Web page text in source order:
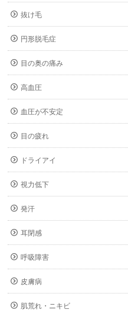
抜け毛
円形脱毛症
目の奥の痛み
高血圧
血圧が不安定
目の疲れ
ドライアイ
視力低下
発汗
耳閉感
呼吸障害
皮膚病
肌荒れ・ニキビ